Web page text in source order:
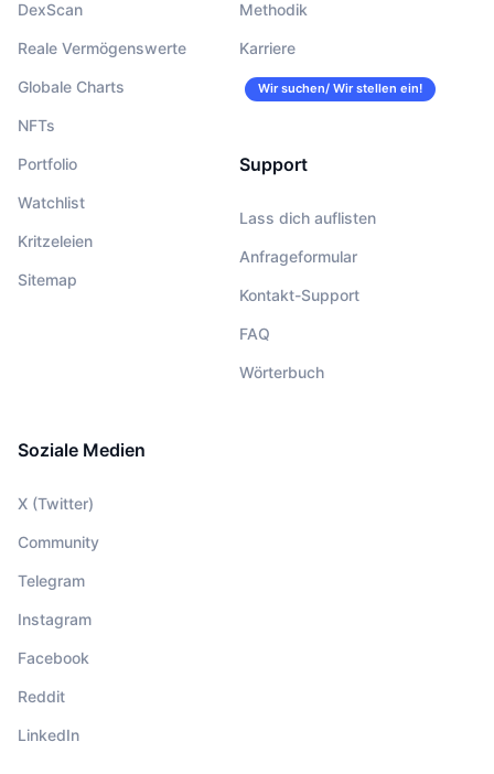
DexScan
Reale Vermögenswerte
Globale Charts
NFTs
Portfolio
Watchlist
Kritzeleien
Sitemap
Methodik
Karriere
Wir suchen/ Wir stellen ein!
Support
Lass dich auflisten
Anfrageformular
Kontakt-Support
FAQ
Wörterbuch
Soziale Medien
X (Twitter)
Community
Telegram
Instagram
Facebook
Reddit
LinkedIn